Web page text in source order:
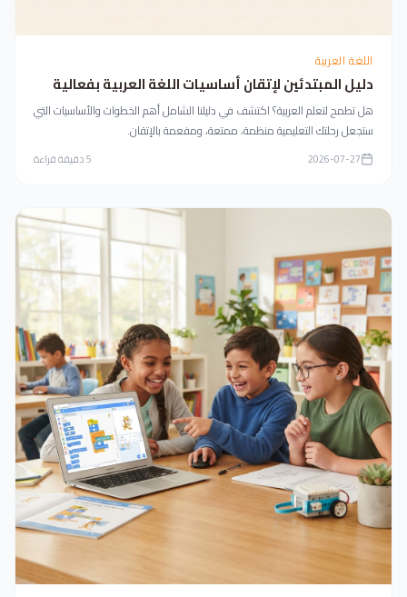
اللغة العربية
دليل المبتدئين لإتقان أساسيات اللغة العربية بفعالية
هل تطمح لتعلم العربية؟ اكتشف في دليلنا الشامل أهم الخطوات والأساسيات التي
ستجعل رحلتك التعليمية منظمة، ممتعة، ومفعمة بالإتقان.
2026-07-27
5دقيقة قراءة